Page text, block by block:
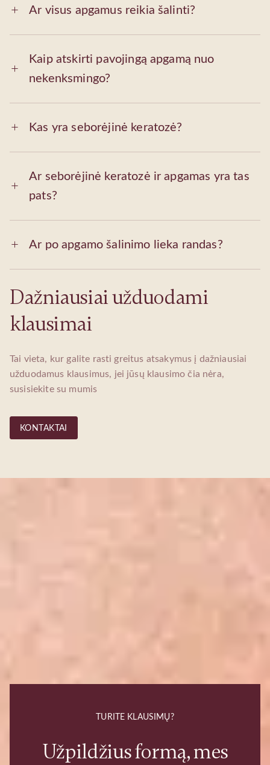
Dažniausiai užduodami
klausimai
Tai vieta, kur galite rasti greitus atsakymus į dažniausiai
užduodamus klausimus, jei jūsų klausimo čia nėra,
susisiekite su mumis
KONTAKTAI
Ar visus apgamus reikia šalinti?
Kaip atskirti pavojingą apgamą nuo
nekenksmingo?
Kas yra seborėjinė keratozė?
Ar seborėjinė keratozė ir apgamas yra tas
pats?
Ar po apgamo šalinimo lieka randas?
TURITE KLAUSIMŲ?
Užpildžius formą, mes